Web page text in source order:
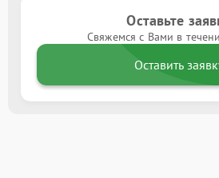
Оставьте
Свяжемся с Вами в
Оставить